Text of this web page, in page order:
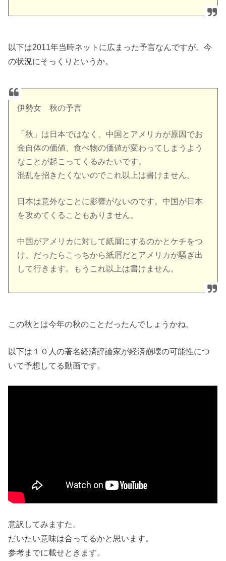
以下は2011年当時ネットに広まった予言なんですが。今
の状況にそっくりというか。
伊勢女 秋の予言
「秋」は日本ではなく、中国とアメリカが原因でお
金自体の価値、食べ物の価値が変わってしまうよう
なことが起こってくるみたいです。
混乱を招きたくないのでこれ以上は書けません。
日本は意外なことに影響がないのです。中国が日本
を攻めてくることもありません。
中国がアメリカに対して紙屑にするのかとケチをつ
け、だったらこっちから紙屑だとアメリカが騒ぎ出
して行きます。もうこれ以上は書けません。
この秋とは今年の秋のことだったんでしょうかね。
以下は１０人の著名経済評論家が経済崩壊の可能性につ
いて予想してる動画です。
意訳してみますた。
だいたい意味は合ってるかと思います。
参考までに載せときます。